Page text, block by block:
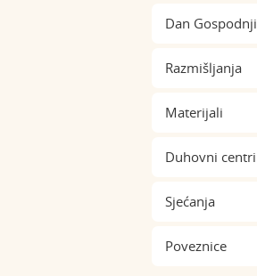
Dan Gospodnji
Razmišljanja
Materijali
Duhovni centri
Sjećanja
Poveznice